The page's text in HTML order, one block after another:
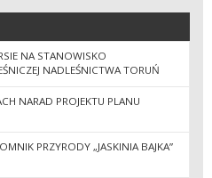
NA STANOWISKO
NADLEŚNICTWA TORUŃ
NARAD PROJEKTU PLANU
PRZYRODY „JASKINIA BAJKA”